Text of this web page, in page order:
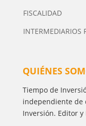
FISCALIDAD
INTERMEDIARIOS
QUIÉNES
Tiempo de
independiente de
Inversión. Editor